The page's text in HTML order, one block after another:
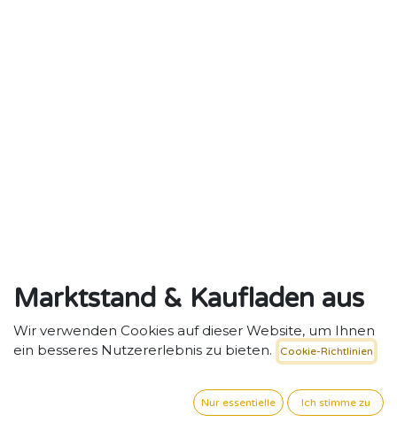
Marktstand & Kaufladen aus
Holz mit Tafeln & Regalen
Rollenspiel fördern, Selbstständigkeit stärken –
exkl. MwSt. zzgl. Versand
Wir verwenden Cookies auf dieser Website, um Ihnen
ein besseres Nutzererlebnis zu bieten.
Cookie-Richtlinien
Nur essentielle Ich stimme zu